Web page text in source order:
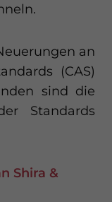
an
(CAS)
sind die
Standards
Shira &